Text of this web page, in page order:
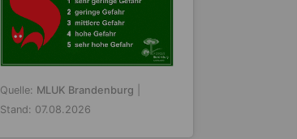
Quelle: MLUK Brandenburg
Stand: 07.08.2026